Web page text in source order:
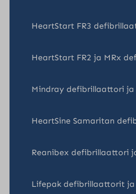
HeartStart FR3
HeartStart FR2 ja MRx
Mindray defibrillaattori
HeartSine Samaritan
Reanibex defibrillaattori
Lifepak defibrillaattorit